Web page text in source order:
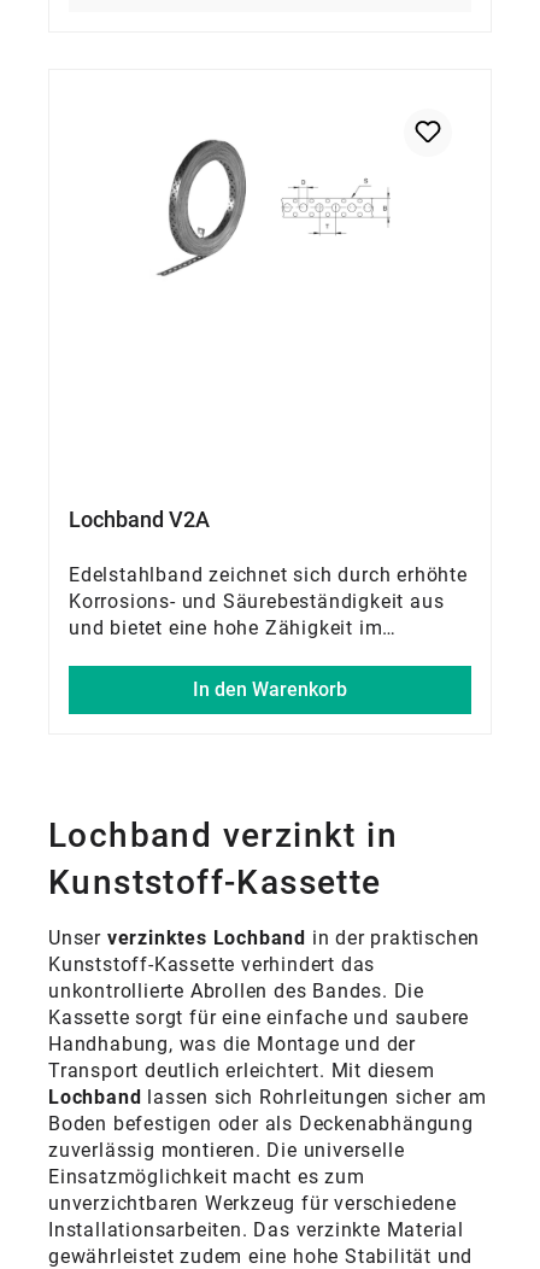
Lochband V2A
Edelstahlband zeichnet sich durch erhöhte
Korrosions- und Säurebeständigkeit aus
und bietet eine hohe Zähigkeit im
In den Warenkorb
Lochband verzinkt in
Kunststoff-Kassette
Unser verzinktes Lochband in der praktischen
Kunststoff-Kassette verhindert das
unkontrollierte Abrollen des Bandes. Die
Kassette sorgt für eine einfache und saubere
Handhabung, was die Montage und der
Transport deutlich erleichtert. Mit diesem
Lochband lassen sich Rohrleitungen sicher am
Boden befestigen oder als Deckenabhängung
zuverlässig montieren. Die universelle
Einsatzmöglichkeit macht es zum
unverzichtbaren Werkzeug für verschiedene
Installationsarbeiten. Das verzinkte Material
gewährleistet zudem eine hohe Stabilität und